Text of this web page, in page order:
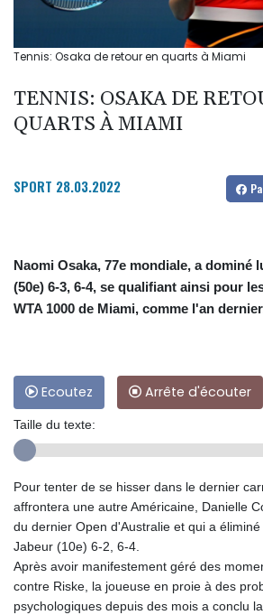
Tennis: Osaka de retour en quarts à Miami
TENNIS: OSAKA DE
QUARTS À MIAMI
SPORT 28.03.2022
Naomi Osaka, 77e mondiale, a dominé
(50e) 6-3, 6-4, se qualifiant ainsi pour
WTA 1000 de Miami, comme l'an
Ecoutez Arrête d'écouter
Taille du texte:
Pour tenter de se hisser dans le dernier
affrontera une autre Américaine, Danielle
du dernier Open d'Australie et qui a
Jabeur (10e) 6-2, 6-4.
Après avoir manifestement géré des
contre Riske, la joueuse en proie à des
psychologiques depuis des mois a conclu